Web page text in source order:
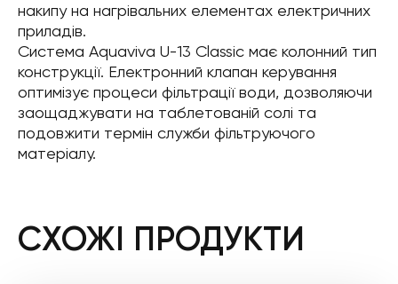
накипу на нагрівальних елементах електричних
приладів.
Система Aquaviva U-13 Classic має колонний тип
конструкції. Електронний клапан керування
оптимізує процеси фільтрації води, дозволяючи
заощаджувати на таблетованій солі та
подовжити термін служби фільтруючого
матеріалу.
СХОЖІ ПРОДУКТИ